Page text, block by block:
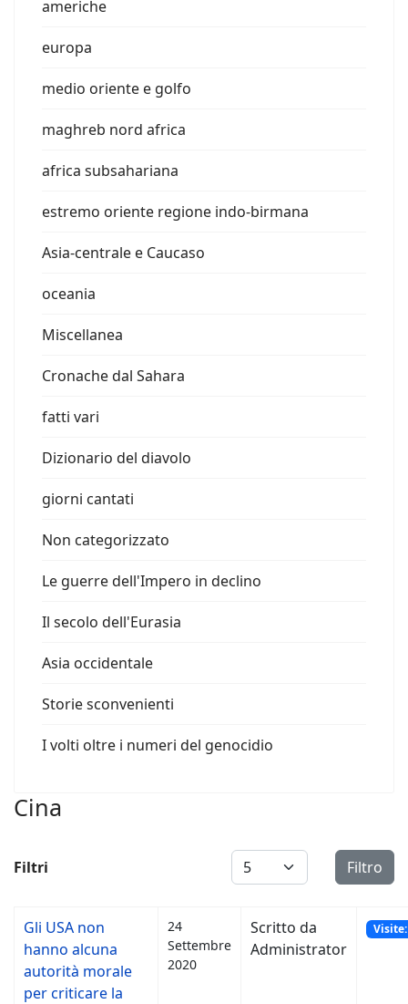
americhe
europa
medio oriente e golfo
maghreb nord africa
africa subsahariana
estremo oriente regione indo-birmana
Asia-centrale e Caucaso
oceania
Miscellanea
Cronache dal Sahara
fatti vari
Dizionario del diavolo
giorni cantati
Non categorizzato
Le guerre dell'Impero in declino
Il secolo dell'Eurasia
Asia occidentale
Storie sconvenienti
I volti oltre i numeri del genocidio
Cina
Filtri Visualizza # Filtro
Gli USA non
hanno alcuna
autorità morale
per criticare la
24
Settembre
2020
Scritto da
Administrator